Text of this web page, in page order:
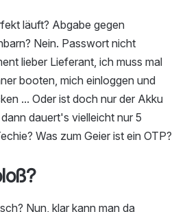
läuft? Abgabe gegen
Nein. Passwort nicht
lieber Lieferant, ich muss mal
booten, mich einloggen und
... Oder ist doch nur der Akku
dauert's vielleicht nur 5
Was zum Geier ist ein OTP?
Nun, klar kann man da